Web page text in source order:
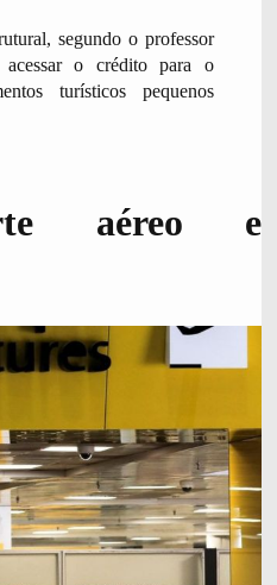
segundo o professor
o crédito para o
turísticos pequenos
aéreo e